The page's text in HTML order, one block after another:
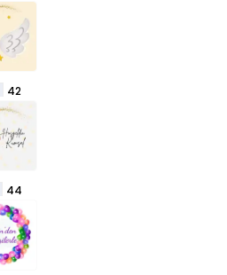
42
44